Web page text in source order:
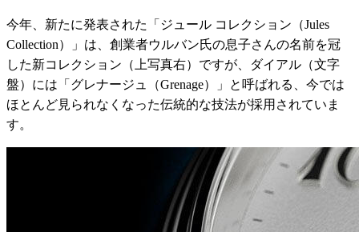
今年、新たに発表された「ジュール コレクション（Jules
Collection）」は、創業者ウルバン氏の息子さんの名前を冠
した新コレクション（上写真右）ですが、ダイアル（文字
盤）には「グレナージュ（Grenage）」と呼ばれる、今では
ほとんど見られなくなった伝統的な技法が採用されていま
す。